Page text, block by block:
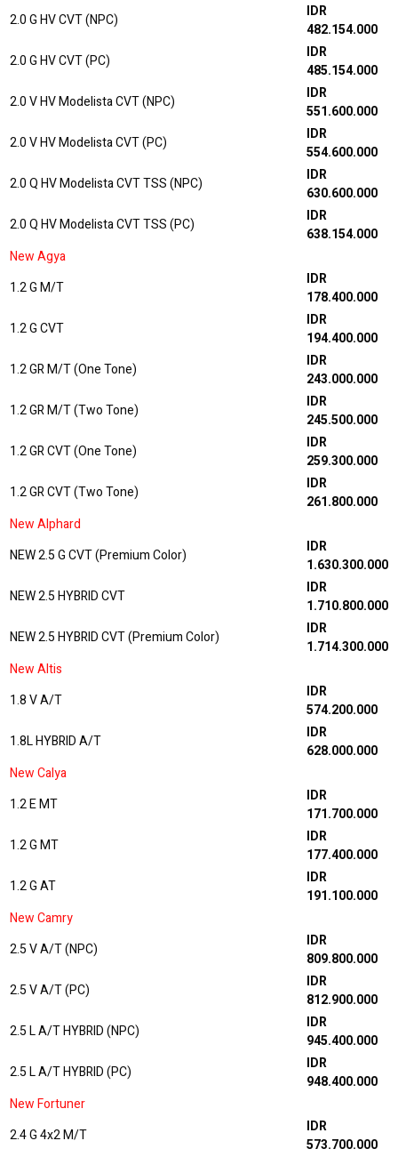
2.0 G HV CVT (NPC)
IDR
482.154.000
2.0 G HV CVT (PC)
IDR
485.154.000
2.0 V HV Modelista CVT (NPC)
IDR
551.600.000
2.0 V HV Modelista CVT (PC)
IDR
554.600.000
2.0 Q HV Modelista CVT TSS (NPC)
IDR
630.600.000
2.0 Q HV Modelista CVT TSS (PC)
IDR
638.154.000
New Agya
1.2 G M/T
IDR
178.400.000
1.2 G CVT
IDR
194.400.000
1.2 GR M/T (One Tone)
IDR
243.000.000
1.2 GR M/T (Two Tone)
IDR
245.500.000
1.2 GR CVT (One Tone)
IDR
259.300.000
1.2 GR CVT (Two Tone)
IDR
261.800.000
New Alphard
NEW 2.5 G CVT (Premium Color)
IDR
1.630.300.000
NEW 2.5 HYBRID CVT
IDR
1.710.800.000
NEW 2.5 HYBRID CVT (Premium Color)
IDR
1.714.300.000
New Altis
1.8 V A/T
IDR
574.200.000
1.8L HYBRID A/T
IDR
628.000.000
New Calya
1.2 E MT
IDR
171.700.000
1.2 G MT
IDR
177.400.000
1.2 G AT
IDR
191.100.000
New Camry
2.5 V A/T (NPC)
IDR
809.800.000
2.5 V A/T (PC)
IDR
812.900.000
2.5 L A/T HYBRID (NPC)
IDR
945.400.000
2.5 L A/T HYBRID (PC)
IDR
948.400.000
New Fortuner
2.4 G 4x2 M/T
IDR
573.700.000